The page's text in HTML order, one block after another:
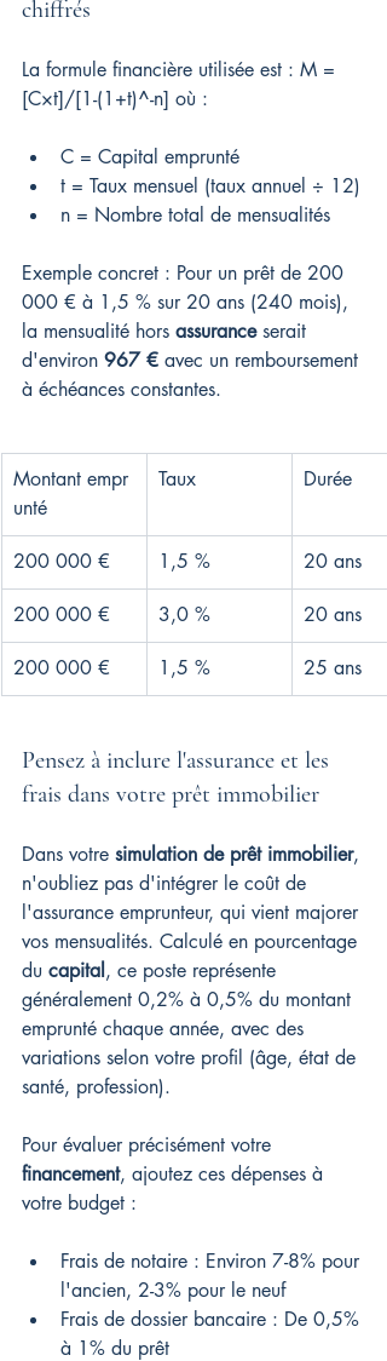
chiffrés
La formule financière utilisée est : M =
[C×t]/[1-(1+t)^-n] où :
C = Capital emprunté
t = Taux mensuel (taux annuel ÷ 12)
n = Nombre total de mensualités
Exemple concret : Pour un prêt de 200
000 € à 1,5 % sur 20 ans (240 mois),
la mensualité hors assurance serait
d'environ 967 € avec un remboursement
à échéances constantes.
Montant empr
unté
Taux Durée
200 000 € 1,5 % 20 ans
200 000 € 3,0 % 20 ans
200 000 € 1,5 % 25 ans
Pensez à inclure l'assurance et les
frais dans votre prêt immobilier
Dans votre simulation de prêt immobilier,
n'oubliez pas d'intégrer le coût de
l'assurance emprunteur, qui vient majorer
vos mensualités. Calculé en pourcentage
du capital, ce poste représente
généralement 0,2% à 0,5% du montant
emprunté chaque année, avec des
variations selon votre profil (âge, état de
santé, profession).
Pour évaluer précisément votre
financement, ajoutez ces dépenses à
votre budget :
Frais de notaire : Environ 7-8% pour
l'ancien, 2-3% pour le neuf
Frais de dossier bancaire : De 0,5%
à 1% du prêt